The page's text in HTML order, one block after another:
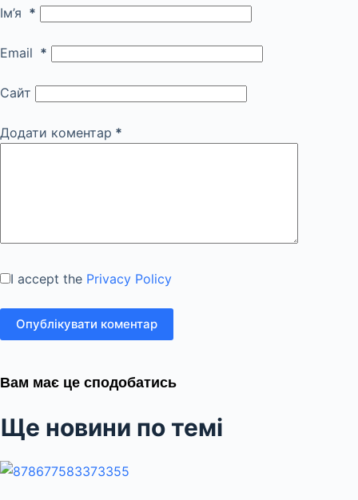
Ім’я *
Email *
Сайт
Додати коментар *
I accept the Privacy Policy
Опублікувати коментар
Вам має це сподобатись
Ще новини по темі